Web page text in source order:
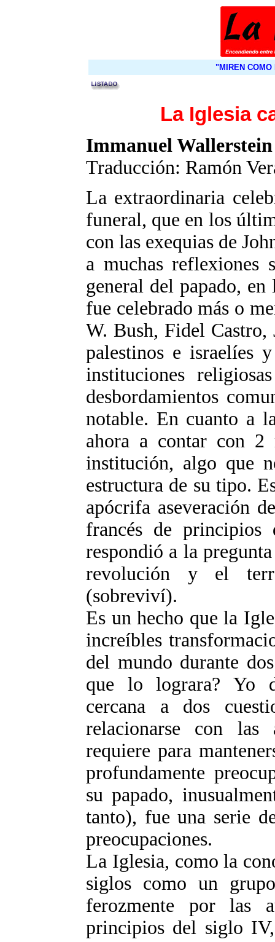
"MIREN COMO
La Iglesia
Immanuel Wallerstein
Traducción: Ramón
La extraordinaria
funeral, que en los
con las exequias de
a muchas reflexiones
general del papado,
fue celebrado más o
W. Bush, Fidel Castro,
palestinos e israelíes
instituciones
desbordamientos
notable. En cuanto a
ahora a contar con 2
institución, algo que
estructura de su tipo.
apócrifa aseveración
francés de
respondió a la
revolución y el
(sobreviví).
Es un hecho que la
increíbles
del mundo durante
que lo lograra? Yo
cercana a dos
relacionarse con las
requiere para
profundamente
su papado,
tanto), fue una serie
preocupaciones.
La Iglesia, como la
siglos como un
ferozmente por las
principios del siglo